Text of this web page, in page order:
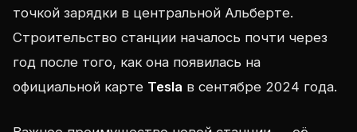
точкой зарядки в центральной Альберте.
Строительство станции началось почти через
год после того, как она появилась на
официальной карте Tesla в сентябре 2024 года.